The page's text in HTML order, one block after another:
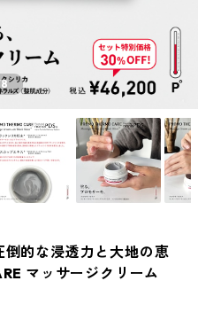
的な浸透力と大地の恵
マッサージクリーム